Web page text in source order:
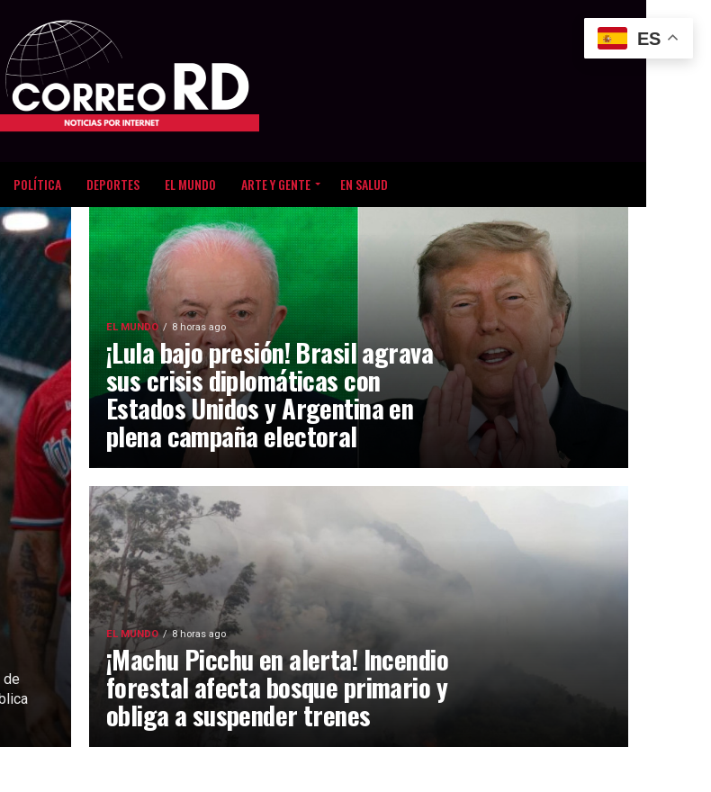
POLÍTICA DEPORTES EL MUNDO ARTE Y GENTE EN SALUD
de
EL MUNDO 8 horas ago
¡Lula bajo presión! Brasil agrava
sus crisis diplomáticas con
Estados Unidos y Argentina en
plena campaña electoral
EL MUNDO 8 horas ago
¡Machu Picchu en alerta! Incendio
forestal afecta bosque primario y
obliga a suspender trenes
ES